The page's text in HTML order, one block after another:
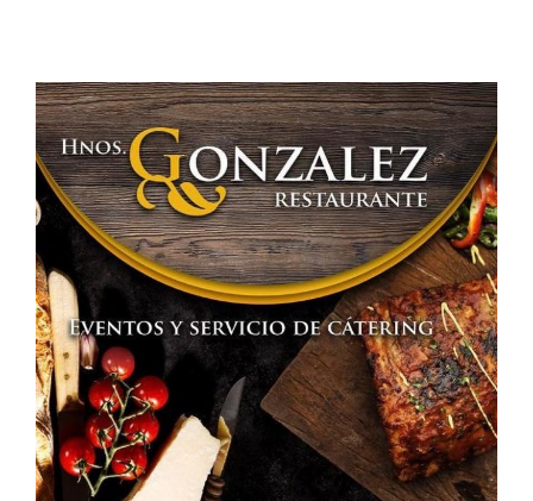
LUIS
RUIZ
DE
LA
TORRE
(Militar
en
Filipinas)»